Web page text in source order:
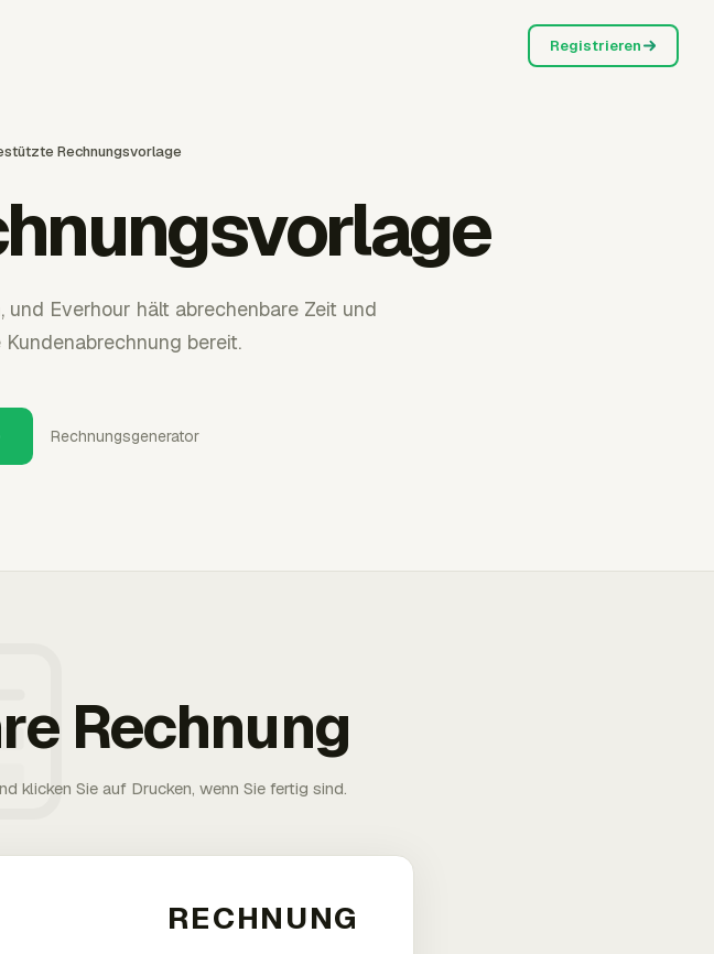
Registrieren
Rechnungsvorlage
Everhour hält abrechenbare Zeit und
bereit.
Rechnungsgenerator
Rechnung
klicken Sie auf Drucken, wenn Sie fertig sind.